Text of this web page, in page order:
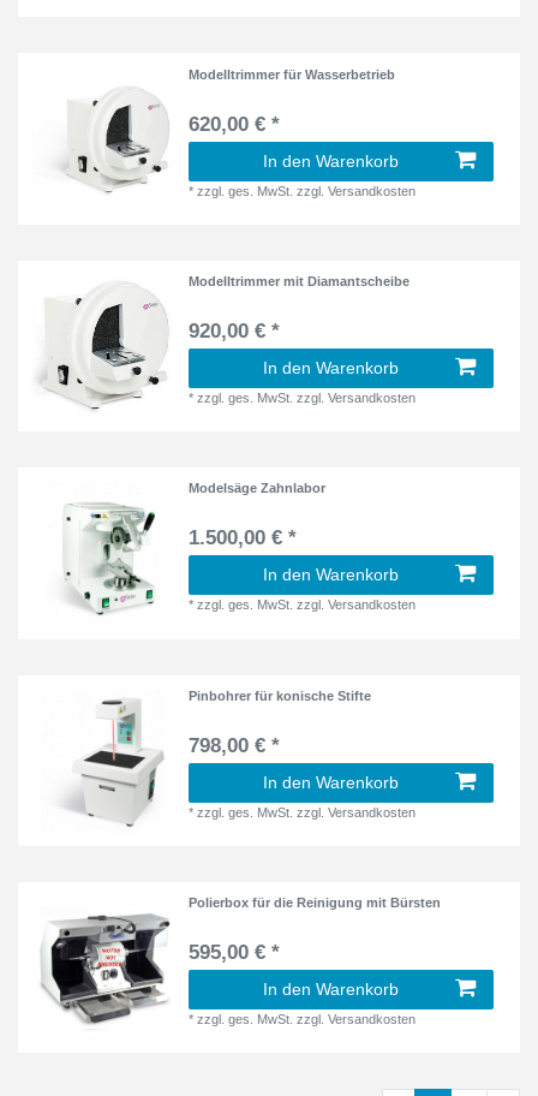
Modelltrimmer für Wasserbetrieb
620,00 € *
In den Warenkorb
*zzgl. ges. MwSt. zzgl.Versandkosten
Modelltrimmer mit Diamantscheibe
920,00 € *
In den Warenkorb
*zzgl. ges. MwSt. zzgl.Versandkosten
Modelsäge Zahnlabor
1.500,00 € *
In den Warenkorb
*zzgl. ges. MwSt. zzgl.Versandkosten
Pinbohrer für konische Stifte
798,00 € *
In den Warenkorb
*zzgl. ges. MwSt. zzgl.Versandkosten
Polierbox für die Reinigung mit Bürsten
595,00 € *
In den Warenkorb
*zzgl. ges. MwSt. zzgl.Versandkosten